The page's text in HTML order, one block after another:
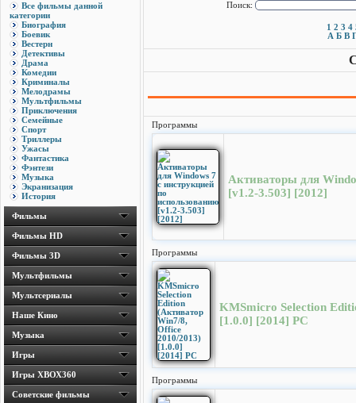
Все фильмы данной
категории
Биография
Боевик
Вестерн
Детективы
Драма
Комедии
Криминалы
Мелодрамы
Мультфильмы
Приключения
Семейные
Спорт
Триллеры
Ужасы
Фантастика
Фэнтези
Музыка
Экранизация
История
Фильмы
Фильмы HD
Фильмы 3D
Мультфильмы
Мультсериалы
Наше Кино
Музыка
Игры
Игры ХВОХ360
Cоветские фильмы
Поиск:
1 2 3 4
А Б В
Программы
Активаторы для
[v1.2-3.503] [2012]
Программы
KMSmicro Selection
[1.0.0] [2014] PC
Программы